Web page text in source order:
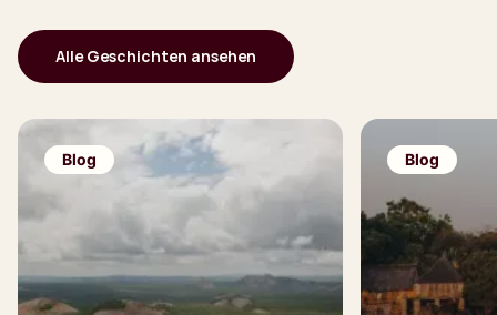
Alle Geschichten ansehen
Blog Blog